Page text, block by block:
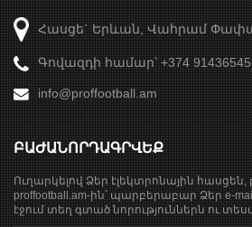
Հասցե` Երևան, Վահրամ
Գովազդի համար՝ +374 91436545
info@proffootball.am
ԲԱԺԱՆՈՐԴԱԳՐՎԵՔ
Ուղարկելով Ձեր էլեկտրոնային
proffootball.am-ին՝ պարբերաբար Ձեր e-
էջում տեղ գտած նորություններն ու